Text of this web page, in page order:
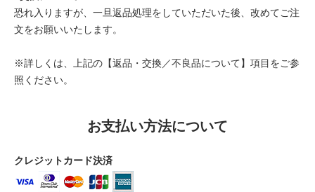
恐れ入りますが、一旦返品処理をしていただいた後、改めてご注
文をお願いいたします。
※詳しくは、上記の【返品・交換／不良品について】項目をご参
照ください。
お支払い方法について
クレジットカード決済